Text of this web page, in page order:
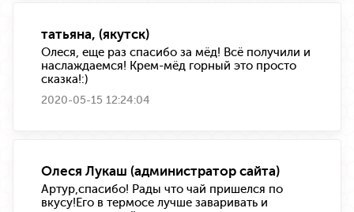
татьяна, (якутск)
Олеся, еще раз спасибо за мёд! Всё получили и
наслаждаемся! Крем-мёд горный это просто
сказка!:)
2020-05-15 12:24:04
Олеся Лукаш (администратор сайта)
Артур,спасибо! Рады что чай пришелся по
вкусу!Его в термосе лучше заваривать и